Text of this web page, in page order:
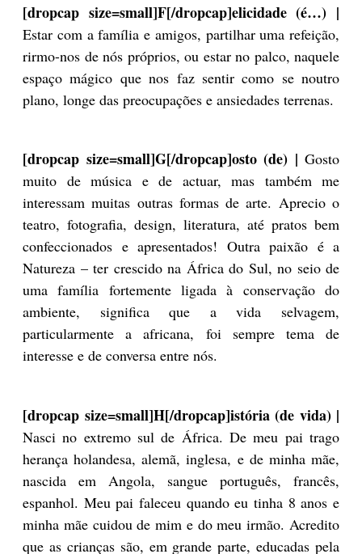
[dropcap size=small]F[/dropcap]elicidade (é…) |
Estar com a família e amigos, partilhar uma refeição,
rirmo-nos de nós próprios, ou estar no palco, naquele
espaço mágico que nos faz sentir como se noutro
plano, longe das preocupações e ansiedades terrenas.
[dropcap size=small]G[/dropcap]osto (de) | Gosto
muito de música e de actuar, mas também me
interessam muitas outras formas de arte. Aprecio o
teatro, fotografia, design, literatura, até pratos bem
confeccionados e apresentados! Outra paixão é a
Natureza – ter crescido na África do Sul, no seio de
uma família fortemente ligada à conservação do
ambiente, significa que a vida selvagem,
particularmente a africana, foi sempre tema de
interesse e de conversa entre nós.
[dropcap size=small]H[/dropcap]istória (de vida) |
Nasci no extremo sul de África. De meu pai trago
herança holandesa, alemã, inglesa, e de minha mãe,
nascida em Angola, sangue português, francês,
espanhol. Meu pai faleceu quando eu tinha 8 anos e
minha mãe cuidou de mim e do meu irmão. Acredito
que as crianças são, em grande parte, educadas pela